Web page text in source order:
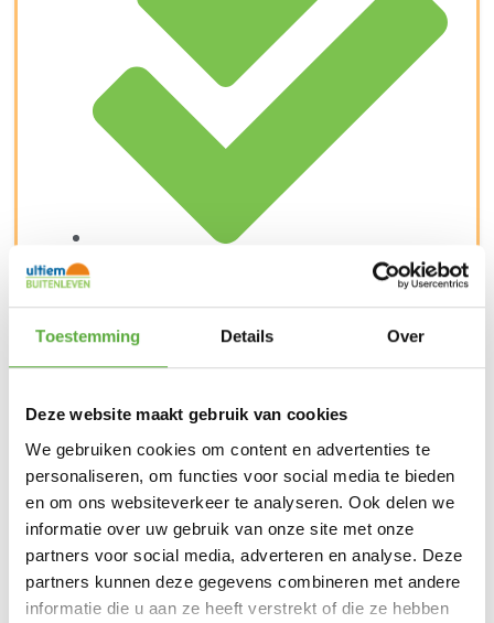
Toestemming Details Over
Deze website maakt gebruik van cookies
We gebruiken cookies om content en advertenties te
personaliseren, om functies voor social media te bieden
en om ons websiteverkeer te analyseren. Ook delen we
informatie over uw gebruik van onze site met onze
partners voor social media, adverteren en analyse. Deze
partners kunnen deze gegevens combineren met andere
informatie die u aan ze heeft verstrekt of die ze hebben
SKU4110950
Scheerlijnen en